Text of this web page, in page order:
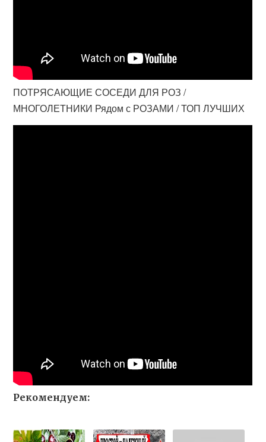
ПОТРЯСАЮЩИЕ СОСЕДИ ДЛЯ РОЗ /
МНОГОЛЕТНИКИ Рядом с РОЗАМИ / ТОП ЛУЧШИХ
Рекомендуем: